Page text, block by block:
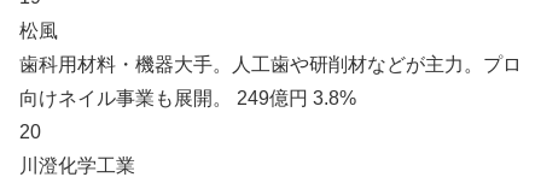
松風
歯科用材料・機器大手。人工歯や研削材などが主力。プロ
向けネイル事業も展開。 249億円 3.8%
20
川澄化学工業